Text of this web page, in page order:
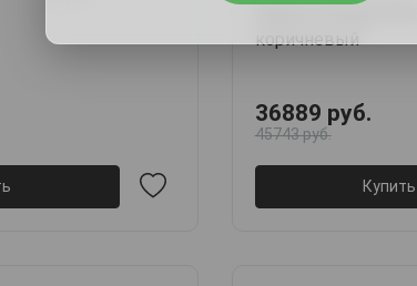
коричневый
36889 руб.
45743 руб.
Купить